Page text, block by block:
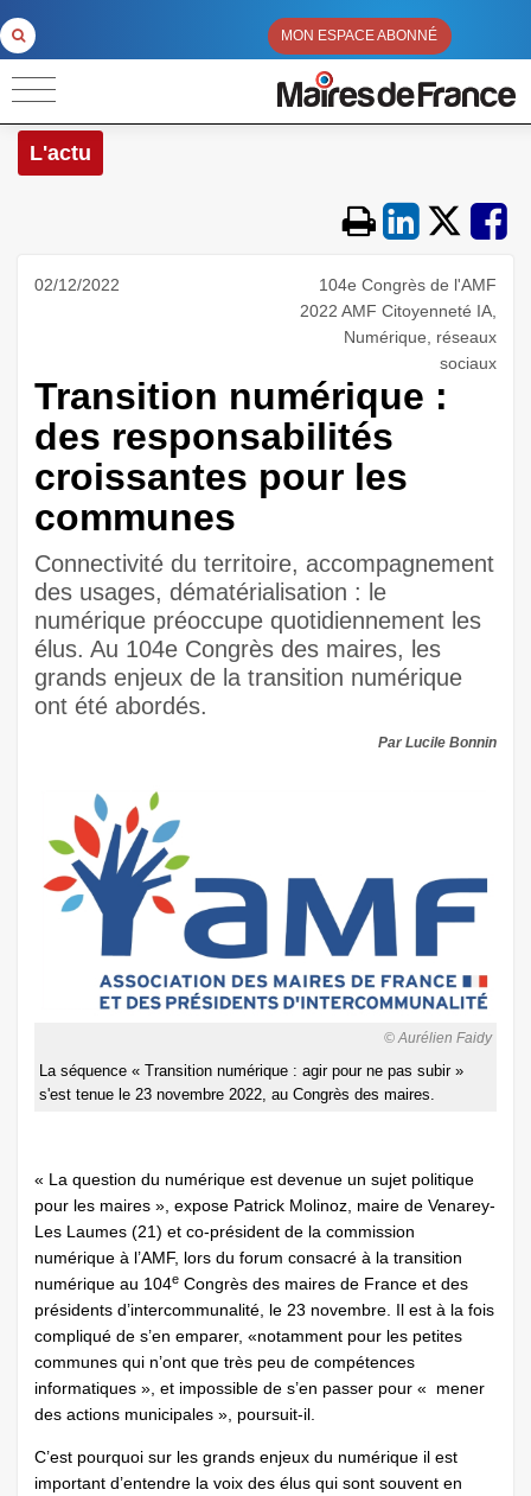
MON ESPACE ABONNÉ
L'actu
02/12/2022
104e Congrès de l'AMF
2022 AMF Citoyenneté IA,
Numérique, réseaux
sociaux
Transition numérique :
des responsabilités
croissantes pour les
communes
Connectivité du territoire, accompagnement
des usages, dématérialisation : le
numérique préoccupe quotidiennement les
élus. Au 104e Congrès des maires, les
grands enjeux de la transition numérique
ont été abordés.
Par Lucile Bonnin
© Aurélien Faidy
La séquence « Transition numérique : agir pour ne pas subir »
s'est tenue le 23 novembre 2022, au Congrès des maires.
« La question du numérique est devenue un sujet politique
pour les maires », expose Patrick Molinoz, maire de Venarey-
Les Laumes (21) et co-président de la commission
numérique à l’AMF, lors du forum consacré à la transition
numérique au 104e Congrès des maires de France et des
présidents d’intercommunalité, le 23 novembre. Il est à la fois
compliqué de s’en emparer, «notamment pour les petites
communes qui n’ont que très peu de compétences
informatiques », et impossible de s’en passer pour « mener
des actions municipales », poursuit-il.
C’est pourquoi sur les grands enjeux du numérique il est
important d’entendre la voix des élus qui sont souvent en